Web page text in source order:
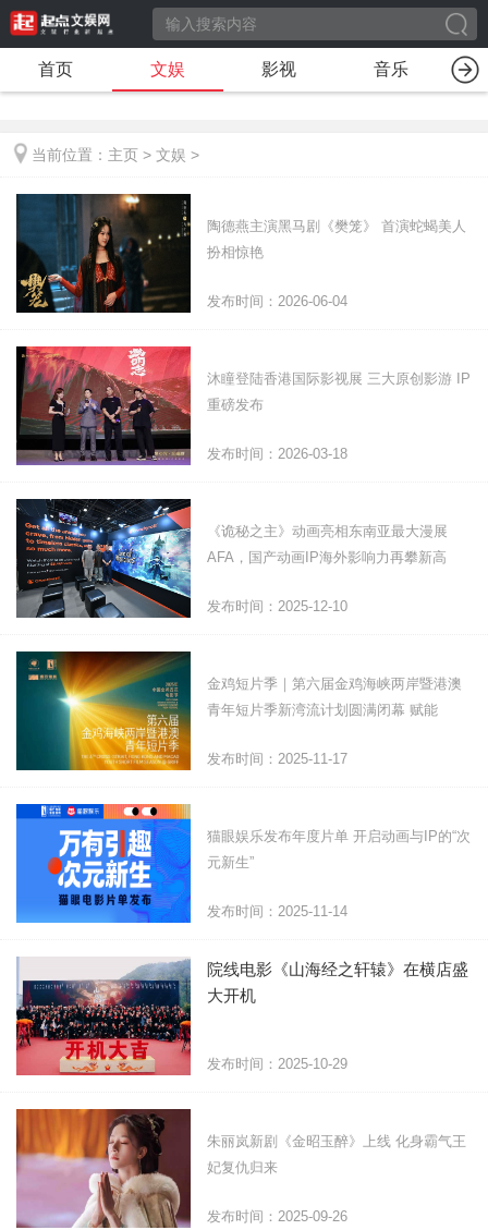
首页 文娱 影视 音乐
当前位置： 主页 > 文娱 >
陶德燕主演黑马剧《樊笼》 首演蛇蝎美人
扮相惊艳
发布时间：2026-06-04
沐瞳登陆香港国际影视展 三大原创影游 IP
重磅发布
发布时间：2026-03-18
《诡秘之主》动画亮相东南亚最大漫展
AFA，国产动画IP海外影响力再攀新高
发布时间：2025-12-10
金鸡短片季｜第六届金鸡海峡两岸暨港澳
青年短片季新湾流计划圆满闭幕 赋能
发布时间：2025-11-17
猫眼娱乐发布年度片单 开启动画与IP的“次
元新生”
发布时间：2025-11-14
院线电影《山海经之轩辕》在横店盛
大开机
发布时间：2025-10-29
朱丽岚新剧《金昭玉醉》上线 化身霸气王
妃复仇归来
发布时间：2025-09-26